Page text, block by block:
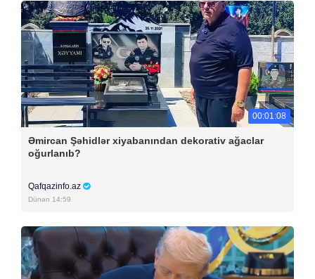
00:01:08
Əmircan Şəhidlər xiyabanından dekorativ ağaclar
oğurlanıb?
Qafqazinfo.az
Dünən 14:59